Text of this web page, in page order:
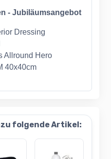
- Jubiläumsangebot
Dressing
Allround Hero
40x40cm
folgende Artikel: